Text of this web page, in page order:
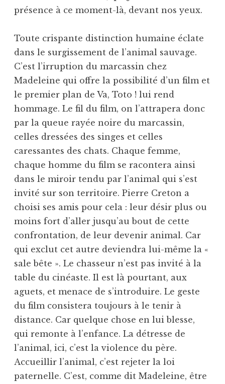
présence à ce moment-là, devant nos yeux.
Toute crispante distinction humaine éclate
dans le surgissement de l’animal sauvage.
C’est l’irruption du marcassin chez
Madeleine qui offre la possibilité d’un film et
le premier plan de Va, Toto ! lui rend
hommage. Le fil du film, on l’attrapera donc
par la queue rayée noire du marcassin,
celles dressées des singes et celles
caressantes des chats. Chaque femme,
chaque homme du film se racontera ainsi
dans le miroir tendu par l’animal qui s’est
invité sur son territoire. Pierre Creton a
choisi ses amis pour cela : leur désir plus ou
moins fort d’aller jusqu’au bout de cette
confrontation, de leur devenir animal. Car
qui exclut cet autre deviendra lui-même la «
sale bête ». Le chasseur n’est pas invité à la
table du cinéaste. Il est là pourtant, aux
aguets, et menace de s’introduire. Le geste
du film consistera toujours à le tenir à
distance. Car quelque chose en lui blesse,
qui remonte à l’enfance. La détresse de
l’animal, ici, c’est la violence du père.
Accueillir l’animal, c’est rejeter la loi
paternelle. C’est, comme dit Madeleine, être